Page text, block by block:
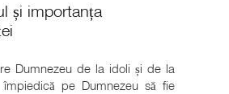
și importanța
Dumnezeu de la idoli și de la
pe Dumnezeu să fie